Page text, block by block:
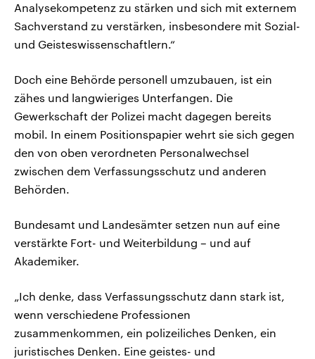
Analysekompetenz zu stärken und sich mit externem
Sachverstand zu verstärken, insbesondere mit Sozial-
und Geisteswissenschaftlern.“
Doch eine Behörde personell umzubauen, ist ein
zähes und langwieriges Unterfangen. Die
Gewerkschaft der Polizei macht dagegen bereits
mobil. In einem Positionspapier wehrt sie sich gegen
den von oben verordneten Personalwechsel
zwischen dem Verfassungsschutz und anderen
Behörden.
Bundesamt und Landesämter setzen nun auf eine
verstärkte Fort- und Weiterbildung – und auf
Akademiker.
„Ich denke, dass Verfassungsschutz dann stark ist,
wenn verschiedene Professionen
zusammenkommen, ein polizeiliches Denken, ein
juristisches Denken. Eine geistes- und